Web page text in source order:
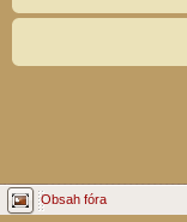
Obsah fóra